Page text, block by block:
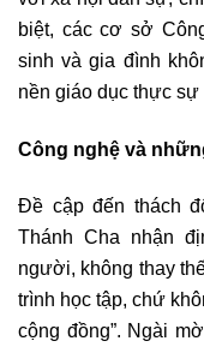
biệt, các cơ sở
sinh và gia đình
nền giáo dục thực sự
Công nghệ và
Đề cập đến thách
Thánh Cha nhận
người, không thay
trình học tập, chứ
cộng đồng”. Ngài